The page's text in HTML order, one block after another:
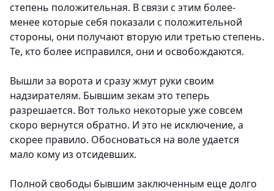
степень положительная. В связи с этим более-
менее которые себя показали с положительной
стороны, они получают вторую или третью степень.
Те, кто более исправился, они и освобождаются.
Вышли за ворота и сразу жмут руки своим
надзирателям. Бывшим зекам это теперь
разрешается. Вот только некоторые уже совсем
скоро вернутся обратно. И это не исключение, а
скорее правило. Обосноваться на воле удается
мало кому из отсидевших.
Полной свободы бывшим заключенным еще долго